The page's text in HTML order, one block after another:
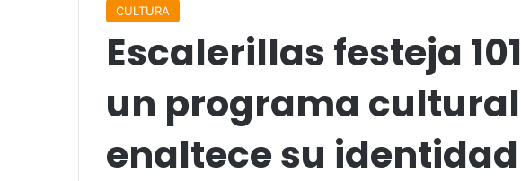
CULTURA
Escalerillas festeja
un programa
enaltece su